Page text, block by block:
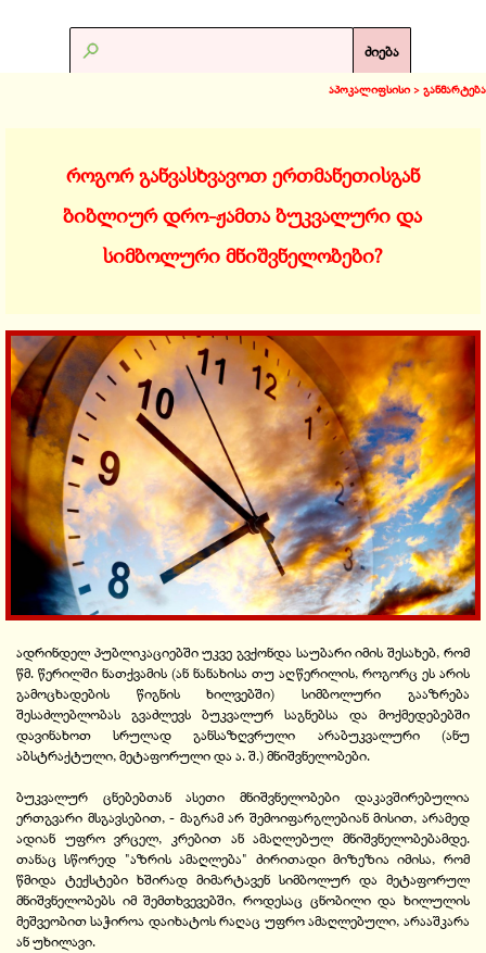
ძიება
აპოკალიფსისი > განმარტება
როგორ განვასხვავოთ ერთმანეთისგან
ბიბლიურ დრო-ჟამთა ბუკვალური და
სიმბოლური მნიშვნელობები?
ადრინდელ პუბლიკაციებში უკვე გვქონდა საუბარი იმის შესახებ, რომ
წმ. წერილში ნათქვამის (ან ნანახისა თუ აღწერილის, როგორც ეს არის
გამოცხადების წიგნის ხილვებში) სიმბოლური გააზრება
შესაძლებლობას გვაძლევს ბუკვალურ საგნებსა და მოქმედებებში
დავინახოთ სრულად განსაზღვრული არაბუკვალური (ანუ
აბსტრაქტული, მეტაფორული და ა. შ.) მნიშვნელობები.
ბუკვალურ ცნებებთან ასეთი მნიშვნელობები დაკავშირებულია
ერთგვარი მსგავსებით, - მაგრამ არ შემოიფარგლებიან მისით, არამედ
ადიან უფრო ვრცელ, კრებით ან ამაღლებულ მნიშვნელობებამდე.
თანაც სწორედ "აზრის ამაღლება" ძირითადი მიზეზია იმისა, რომ
წმიდა ტექსტები ხშირად მიმარტავენ სიმბოლურ და მეტაფორულ
მნიშვნელობებს იმ შემთხვევებში, როდესაც ცნობილი და ხილულის
მეშვეობით საჭიროა დაიხატოს რაღაც უფრო ამაღლებული, არააშკარა
ან უხილავი.